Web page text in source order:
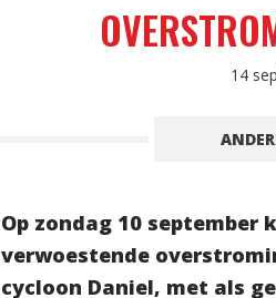
14
Op zondag 10 september
verwoestende
cycloon Daniel, met als